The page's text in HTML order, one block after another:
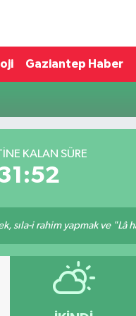
Gaziantep Haber
KALAN SÜRE
sıla-i rahim yapmak ve